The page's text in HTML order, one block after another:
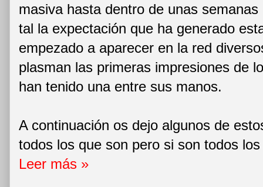
masiva hasta dentro de unas
tal la expectación que ha generado
empezado a aparecer en la red
plasman las primeras impresiones de
han tenido una entre sus manos.
A continuación os dejo algunos de
todos los que son pero si son todos
Leer más »